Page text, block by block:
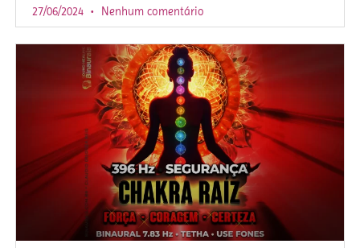
27/06/2024 Nenhum comentário